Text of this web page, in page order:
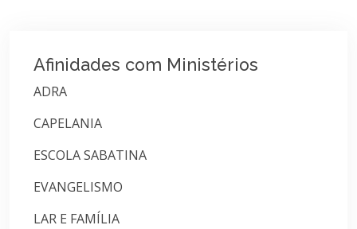
Afinidades com Ministérios
ADRA
CAPELANIA
ESCOLA SABATINA
EVANGELISMO
LAR E FAMÍLIA